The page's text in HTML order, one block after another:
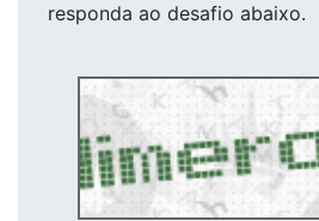
responda ao desafio abaixo.